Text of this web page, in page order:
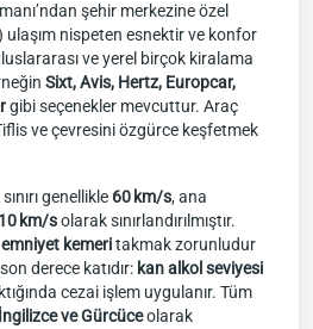
şehir merkezine özel
nispeten esnektir ve konfor
ve yerel birçok kiralama
Sixt, Avis, Hertz, Europcar,
gibi seçenekler mevcuttur. Araç
ve çevresini özgürce keşfetmek
genellikle 60 km/s, ana
km/solarak sınırlandırılmıştır.
kemeritakmak zorunludur
derece katıdır: kan alkol seviyesi
cezai işlem uygulanır. Tüm
İngilizce ve Gürcüceolarak